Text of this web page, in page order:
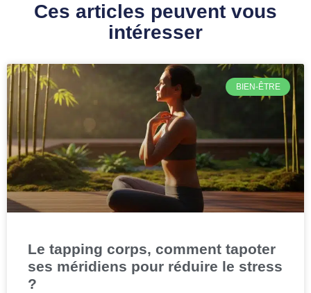
Ces articles peuvent vous
intéresser
BIEN-ÊTRE
Le tapping corps, comment tapoter
ses méridiens pour réduire le stress
?